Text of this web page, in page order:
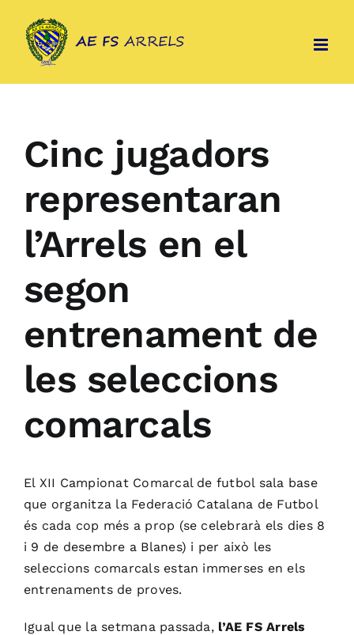
content
Cinc jugadors
representaran
l’Arrels en el
segon
entrenament de
les seleccions
comarcals
El XII Campionat Comarcal de futbol sala base
que organitza la Federació Catalana de Futbol
és cada cop més a prop (se celebrarà els dies 8
i 9 de desembre a Blanes) i per això les
seleccions comarcals estan immerses en els
entrenaments de proves.
Igual que la setmana passada, l’AE FSArrels